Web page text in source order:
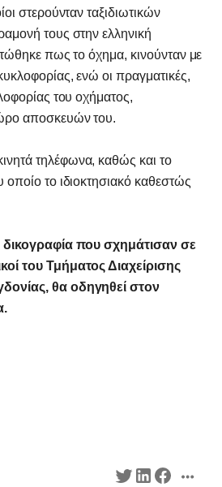
στερούνταν ταξιδιωτικών
τους στην ελληνική
πως το όχημα, κινούνταν με
ενώ οι πραγματικές,
του οχήματος,
αποσκευών του.
τηλέφωνα, καθώς και το
το ιδιοκτησιακό καθεστώς
που σχημάτισαν σε
του Τμήματος Διαχείρισης
θα οδηγηθεί στον